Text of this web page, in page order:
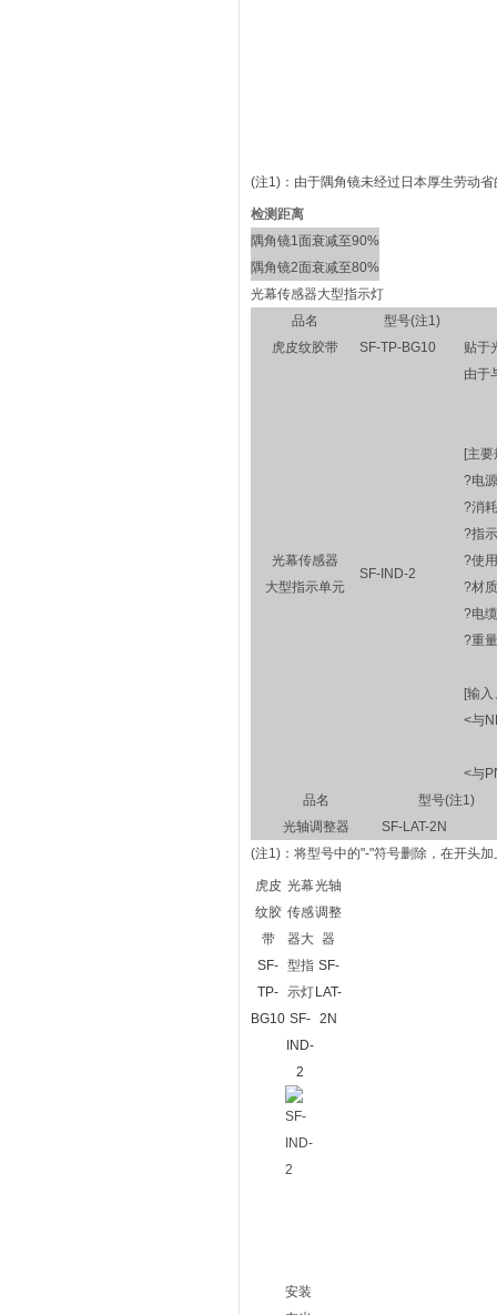
(注1)： 由于隅角镜未经过日本厚生劳动
检测距离
隅角镜1面衰减至90%
隅角镜2面衰减至80%
光幕传感器大型指示灯
品名
型号(注1)
虎皮纹胶带
SF-TP-BG10 贴于
光幕传感器
大型指示单元
SF-IND-2
由于
[主
?电
?消
?指
?使
?材
?电
?重
[输
<与
<与
品名
型号(注1)
光轴调整器
SF-LAT-2N
(注1)： 将型号中的"-"符号删除，在开头
虎皮
纹胶
带
SF-
TP-
BG10
光幕
传感
器大
型指
示灯
SF-
IND-
2
安装
光轴
调整
器
SF-
LAT-
2N